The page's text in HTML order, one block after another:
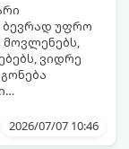
ბევრად უფრო
ვიდრე
ის ერთი,
2026/07/07 10:46